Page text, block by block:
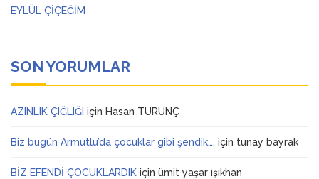
EYLÜL ÇİÇEĞİM
SON YORUMLAR
AZINLIK ÇIĞLIĞI için Hasan TURUNÇ
Biz bugün Armutlu’da çocuklar gibi şendik…. için tunay bayrak
BİZ EFENDİ ÇOCUKLARDIK için ümit yaşar ışıkhan